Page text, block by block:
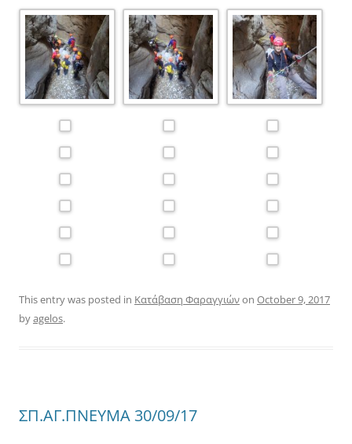
This entry was posted in Κατάβαση Φαραγγιώνon October 9, 2017
byagelos.
ΣΠ.ΑΓ.ΠΝΕΥΜΑ 30/09/17